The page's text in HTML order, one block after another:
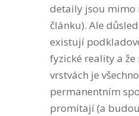
detaily jsou mimo
článku). Ale
existují
fyzické reality a že
vrstvách je
permanentním
promítají (a